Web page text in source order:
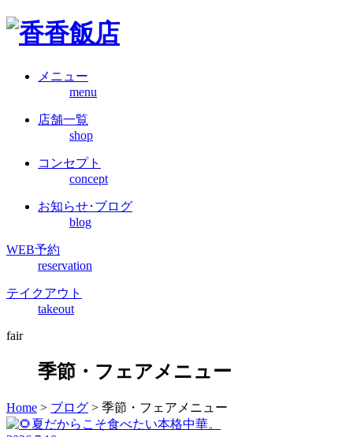
メニュー
menu
店舗一覧
shop
コンセプト
concept
お知らせ･ブログ
blog
WEB予約
reservation
テイクアウト
takeout
fair
季節・フェアメニュー
Home > ブログ > 季節・フェアメニュー